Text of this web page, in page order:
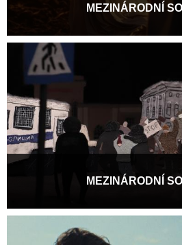
MEZINÁRODNÍ
Výroční 20. edice festivalu
soutěži 28 snímků, na jejichž vzniku se...
Více informací
MEZINÁRODNÍ
Výroční 20. edice festivalu
soutěži 28 snímků, na jejichž vzniku se...